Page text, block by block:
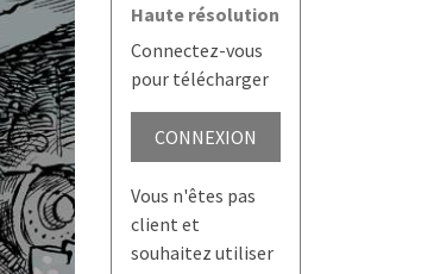
Haute résolution
Connectez-vous
pour télécharger
CONNEXION
Vous n'êtes pas
client et
souhaitez utiliser